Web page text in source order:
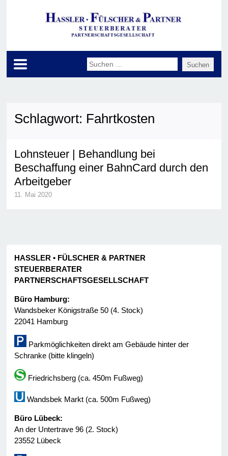
Schlagwort: Fahrtkosten
Lohnsteuer | Behandlung bei
Beschaffung einer BahnCard durch den
Arbeitgeber
11. Mai 2020
HASSLER • FÜLSCHER & PARTNER
STEUERBERATER
PARTNERSCHAFTSGESELLSCHAFT
Büro Hamburg:
Wandsbeker Königstraße 50 (4. Stock)
22041 Hamburg
Parkmöglichkeiten direkt am Gebäude hinter der
Schranke (bitte klingeln)
Friedrichsberg (ca. 450m Fußweg)
Wandsbek Markt (ca. 500m Fußweg)
Büro Lübeck:
An der Untertrave 96 (2. Stock)
23552 Lübeck